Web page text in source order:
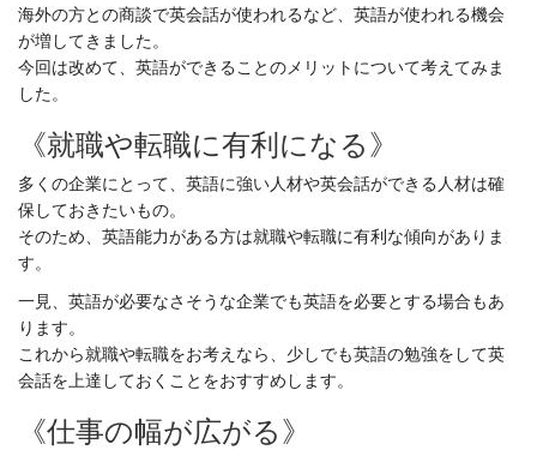
海外の方との商談で英会話が使われるなど、英語が使われる機会
が増してきました。
今回は改めて、英語ができることのメリットについて考えてみま
した。
《就職や転職に有利になる》
多くの企業にとって、英語に強い人材や英会話ができる人材は確
保しておきたいもの。
そのため、英語能力がある方は就職や転職に有利な傾向がありま
す。
一見、英語が必要なさそうな企業でも英語を必要とする場合もあ
ります。
これから就職や転職をお考えなら、少しでも英語の勉強をして英
会話を上達しておくことをおすすめします。
《仕事の幅が広がる》